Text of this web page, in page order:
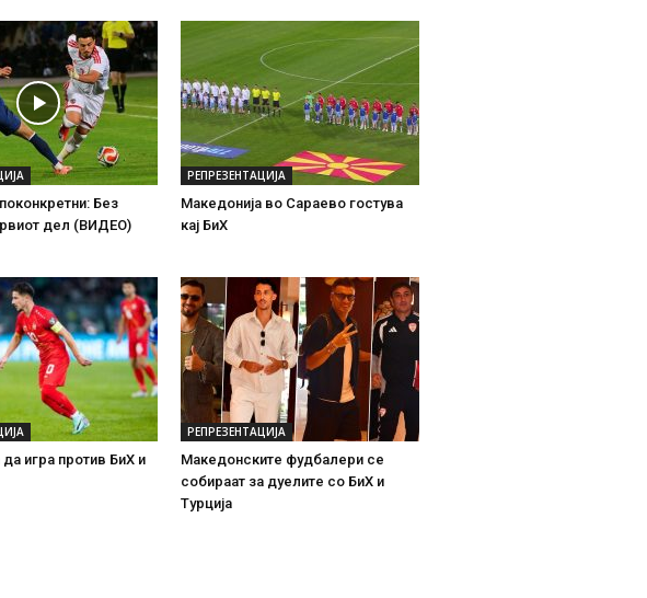
Без
дел (ВИДЕО)
РЕПРЕЗЕНТАЦИЈА
Македонија во Сараево гостува
кај БиХ
игра против БиХ и
РЕПРЕЗЕНТАЦИЈА
Македонските фудбалери се
собираат за дуелите со БиХ и
Турција